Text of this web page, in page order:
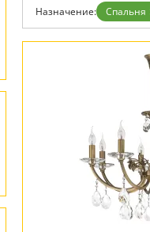
Назначение: Спальня